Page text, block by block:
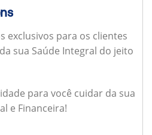
exclusivos para os clientes
sua Saúde Integral do jeito
para você cuidar da sua
e Financeira!